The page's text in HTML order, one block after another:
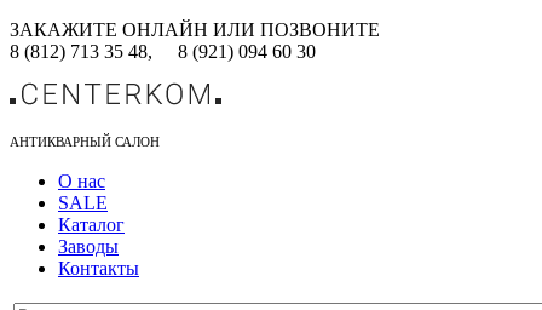
ЗАКАЖИТЕ ОНЛАЙН ИЛИ ПОЗВОНИТЕ
8 (812) 713 35 48,
8 (921) 094 60 30
АНТИКВАРНЫЙ САЛОН
О нас
SALE
Каталог
Заводы
Контакты